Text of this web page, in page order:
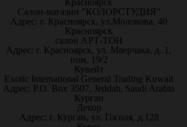
Красноярск
Салон-магазин "КОЛОРСТУДИЯ"
Адрес: г. Красноярск, ул.Молокова, 40
Красноярск
салон АРТ-ТОН
Адрес: г. Красноярск, ул. Маерчака, д. 1,
пом. 19/2
Кувейт
Exotic International General Trading Kuwait
Адрес: P.O. Box 3507, Jeddah, Saudi Arabia
Курган
Декор
Адрес: г. Курган, ул. Гоголя, д.128